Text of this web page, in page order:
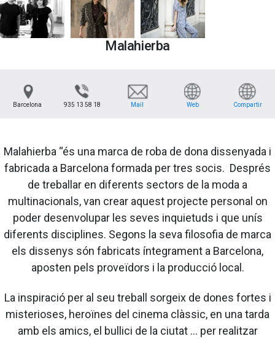
Malahierba
Barcelona 935 13 58 18 Mail Web Compartir
Malahierba “és una marca de roba de dona dissenyada i
fabricada a Barcelona formada per tres socis. Després
de treballar en diferents sectors de la moda a
multinacionals, van crear aquest projecte personal on
poder desenvolupar les seves inquietuds i que unís
diferents disciplines. Segons la seva filosofia de marca
els dissenys són fabricats íntegrament a Barcelona,
aposten pels proveïdors i la producció local.
La inspiració per al seu treball sorgeix de dones fortes i
misterioses, heroïnes del cinema clàssic, en una tarda
amb els amics, el bullici de la ciutat … per realitzar